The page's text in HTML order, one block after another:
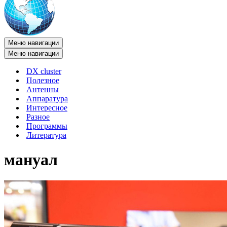
Меню навигации
Меню навигации
DX cluster
Полезное
Антенны
Аппаратура
Интересное
Разное
Программы
Литература
мануал